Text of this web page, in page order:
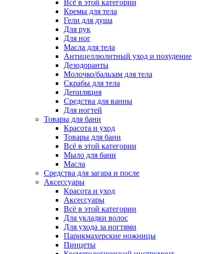
Всё в этой категории
Кремы для тела
Гели для душа
Для рук
Для ног
Масла для тела
Антицеллюлитный уход и похудение
Дезодоранты
Молочко/бальзам для тела
Скрабы для тела
Депиляция
Средства для ванны
Для ногтей
Товары для бани
Красота и уход
Товары для бани
Всё в этой категории
Мыло для бани
Масла
Средства для загара и после
Аксессуары
Красота и уход
Аксессуары
Всё в этой категории
Для укладки волос
Для ухода за ногтями
Парикмахерские ножницы
Пинцеты